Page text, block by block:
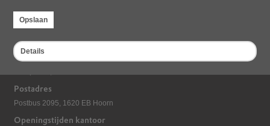
Opslaan
Details
Bezoekadres
Postadres
Postbus 2095, 1620 EB Hoorn
Openingstijden kantoor